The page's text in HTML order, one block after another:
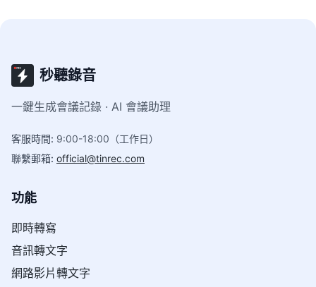
秒聽錄音
一鍵生成會議記錄 · AI 會議助理
客服時間: 9:00-18:00（工作日）
聯繫郵箱: official@tinrec.com
功能
即時轉寫
音訊轉文字
網路影片轉文字